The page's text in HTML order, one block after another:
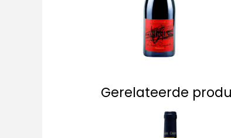
Gerelateerde